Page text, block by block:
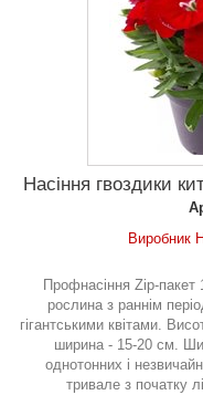
Насіння гвоздики
Виробник
Профнасіння Zip-пакет
рослина з раннім
гігантськими квітами.
ширина - 15-20 см.
однотонних і
тривале з початку